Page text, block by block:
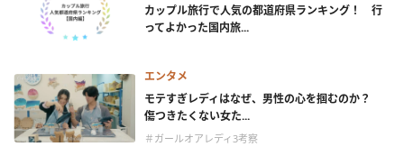
カップル旅行で人気の都道府県ランキング！ 行
ってよかった国内旅...
エンタメ
モテすぎレディはなぜ、男性の心を掴むのか？
傷つきたくない女た...
＃ガールオアレディ3考察